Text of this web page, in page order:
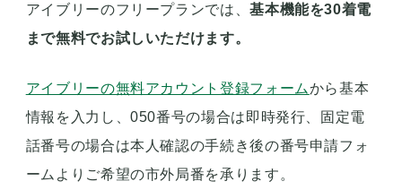
アイブリーのフリープランでは、基本機能を30着電
まで無料でお試しいただけます。
アイブリーの無料アカウント登録フォームから基本
情報を入力し、050番号の場合は即時発行、固定電
話番号の場合は本人確認の手続き後の番号申請フォ
ームよりご希望の市外局番を承ります。